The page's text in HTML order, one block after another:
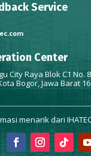
Service
Center
City Raya Blok C1 No.
Bogor, Jawa Barat
menarik dari